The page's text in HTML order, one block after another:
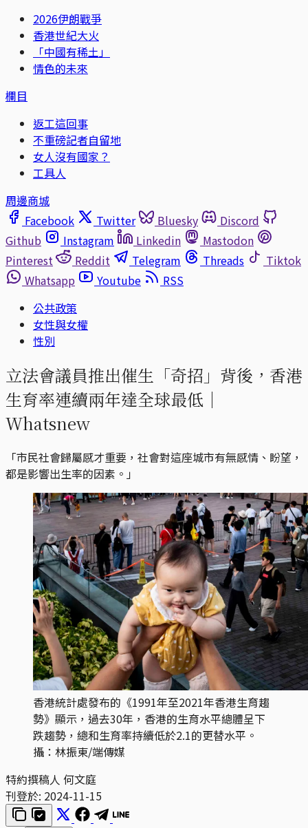
2026伊朗戰爭
香港世紀大火
「中國有稀土」
情色的未來
欄目
返工這回事
不重磅記者自留地
女人沒有國家？
工具人
周邊商城
Facebook
Twitter Bluesky
Discord
Github
Instagram Linkedin
Mastodon
Pinterest
Reddit Telegram Threads
Tiktok
Whatsapp
Youtube
RSS
公共政策
女性與女權
性別
立法會議員推出催生「奇招」背後，香港
生育率連續兩年達全球最低｜
Whatsnew
「市民社會歸屬感才重要，社會對這座城市有無感情、盼望，
都是影響出生率的因素。」
香港統計處發布的《1991年至2021年香港生育趨
勢》顯示，過去30年，香港的生育水平總體呈下
跌趨勢，總和生育率持續低於2.1的更替水平。
攝：林振東/端傳媒
特約撰稿人 何文庭
刊登於: 2024-11-15